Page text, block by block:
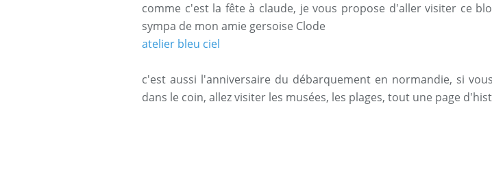
comme c'est la fête à claude, je vous propose d'aller visiter ce
sympa de mon amie gersoise Clode
atelier bleu ciel
c'est aussi l'anniversaire du débarquement en normandie, si
dans le coin, allez visiter les musées, les plages, tout une page